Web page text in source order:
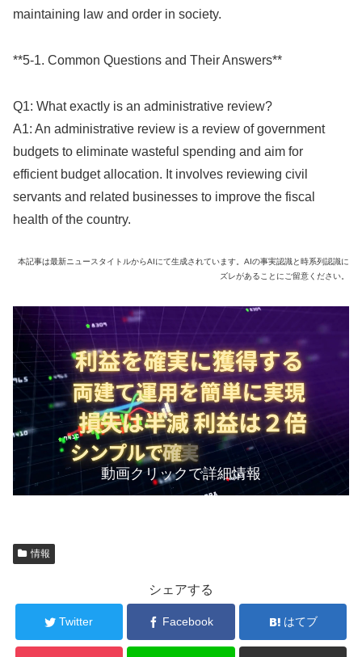
maintaining law and order in society.
**5-1. Common Questions and Their Answers**
Q1: What exactly is an administrative review?
A1: An administrative review is a review of government
budgets to eliminate wasteful spending and aim for
efficient budget allocation. It involves reviewing civil
servants and related businesses to improve the fiscal
health of the country.
本記事は最新ニュースタイトルからAIにて生成されています。AIの事実認識と時系列認識に
ズレがあることにご留意ください。
動画クリックで詳細情報
情報
シェアする
Twitter Facebook はてブ